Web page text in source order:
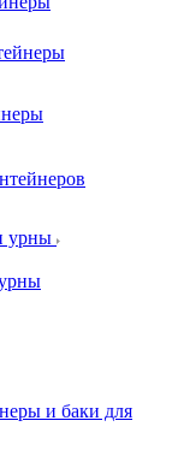
урны
и баки для